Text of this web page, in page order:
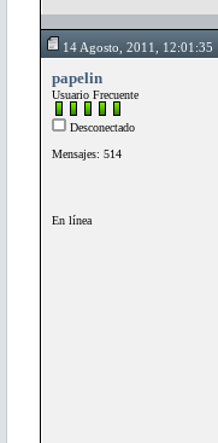
14 Agosto, 2011, 12:01:35
papelin
Usuario Frecuente
Desconectado
Mensajes: 514
En línea